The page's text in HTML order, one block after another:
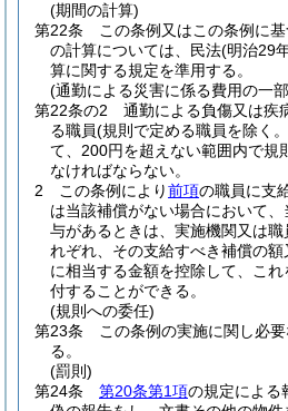
(期間の計算)
第22条
この条例又はこの条例に
の計算については、民法(明治29
算に関する規定を準用する。
(通勤による災害に係る費用の一
第22条の2
通勤による負傷又は疾
る職員(規則で定める職員を除く
て、200円を超えない範囲内で規
なければならない。
2
この条例により前項の職員に支
は当該補償がない場合において
与があるときは、実施機関又は
れぞれ、その支給すべき補償の額
に相当する金額を控除して、こ
付することができる。
(規則への委任)
第23条
この条例の実施に関し必
る。
(罰則)
第24条
第20条第1項の規定による